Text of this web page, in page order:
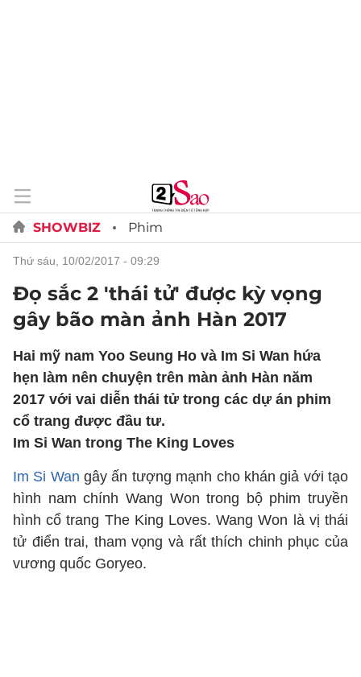
SHOWBIZ Phim
thứ sáu, 10/02/2017 - 09:29
Đọ sắc 2 'thái tử' được kỳ vọng
gây bão màn ảnh Hàn 2017
Hai mỹ nam Yoo Seung Ho và Im Si Wan hứa
hẹn làm nên chuyện trên màn ảnh Hàn năm
2017 với vai diễn thái tử trong các dự án phim
cổ trang được đầu tư.
Im Si Wan trong The King Loves
Im Si Wan gây ấn tượng mạnh cho khán giả với tạo
hình nam chính Wang Won trong bộ phim truyền
hình cổ trang The King Loves. Wang Won là vị thái
tử điển trai, tham vọng và rất thích chinh phục của
vương quốc Goryeo.